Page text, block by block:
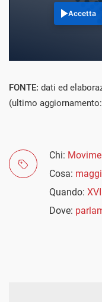
Accetta
FONTE: dati ed
(ultimo
Chi:
Cosa:
Quando:
Dove: